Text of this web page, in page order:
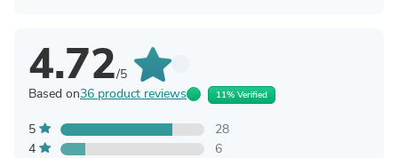
4.72/5
Based on36 product reviews 11% Verified
5
28
4
6